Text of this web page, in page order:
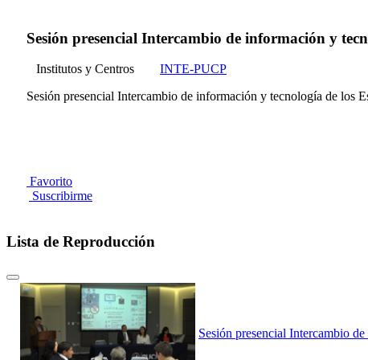
Sesión presencial Intercambio de información y
Institutos y Centros
INTE-PUCP
Sesión presencial Intercambio de información y tecnología de los
Favorito
Suscribirme
Lista de Reproducción
Sesión presencial Intercambio